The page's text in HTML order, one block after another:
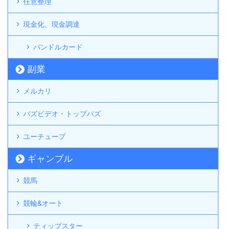
現金化、現金調達
バンドルカード
副業
メルカリ
バズビデオ・トップバズ
ユーチューブ
ギャンブル
競馬
競輪&オート
ティップスター